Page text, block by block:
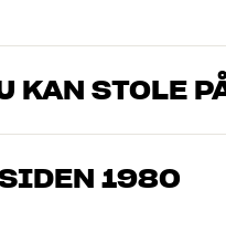
KAN STOLE
som kjenner produktene og
1980